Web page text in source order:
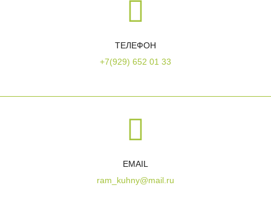
ТЕЛЕФОН
+7(929) 652 01 33
EMAIL
ram_kuhny@mail.ru